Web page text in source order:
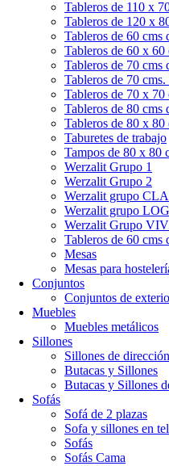
Tableros de 110 x
Tableros de 120 x
Tableros de 60 cms
Tableros de 60 x 60
Tableros de 70 cms
Tableros de 70
Tableros de 70 x 70
Tableros de 80 cms
Tableros de 80 x 80
Taburetes de trabajo
Tampos de 80 x 80
Werzalit Grupo 1
Werzalit Grupo 2
Werzalit grupo
Werzalit grupo
Werzalit Grupo
Tableros de 60 cms
Mesas
Mesas para
Conjuntos
Conjuntos de
Muebles
Muebles metálicos
Sillones
Sillones de dirección
Butacas y Sillones
Butacas y Sillones
Sofás
Sofá de 2 plazas
Sofa y sillones en
Sofás
Sofás Cama